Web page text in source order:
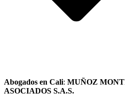
Abogados en Cali: MUÑOZ
ASOCIADOS S.A.S.